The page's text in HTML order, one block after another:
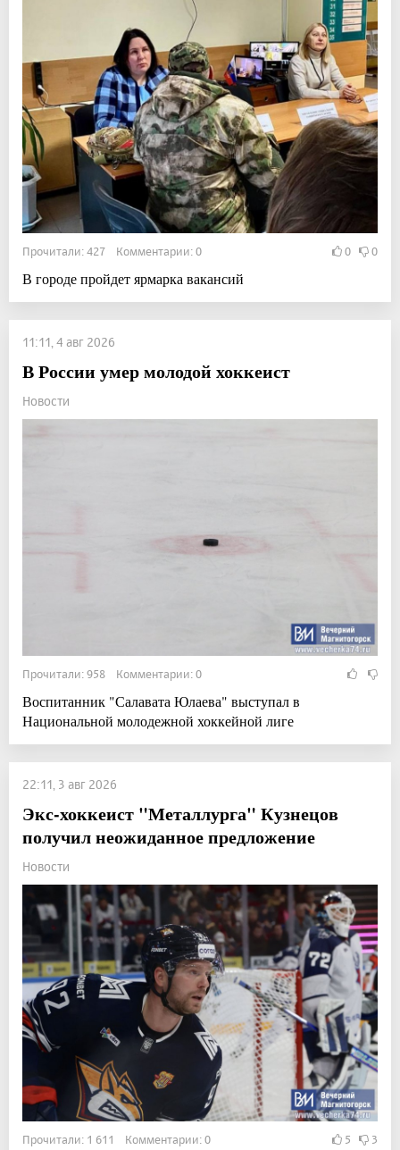
Прочитали: 427 Комментарии: 0 0 0
В городе пройдет ярмарка вакансий
11:11, 4 авг 2026
В России умер молодой хоккеист
Новости
Прочитали: 958 Комментарии: 0
Воспитанник "Салавата Юлаева" выступал в
Национальной молодежной хоккейной лиге
22:11, 3 авг 2026
Экс-хоккеист "Металлурга" Кузнецов
получил неожиданное предложение
Новости
Прочитали: 1 611 Комментарии: 0 5 3